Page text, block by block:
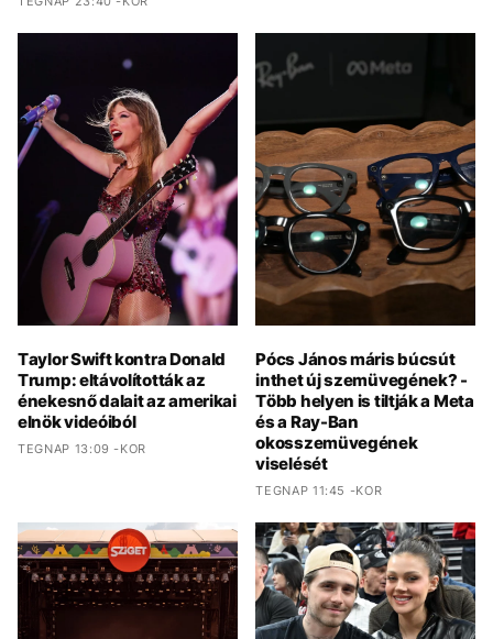
Taylor Swift kontra Donald
Trump: eltávolították az
énekesnő dalait az amerikai
elnök videóiból
TEGNAP 13:09 -KOR
Pócs János máris búcsút
inthet új szemüvegének? -
Több helyen is tiltják a Meta
és a Ray-Ban
okosszemüvegének
viselését
TEGNAP 11:45 -KOR